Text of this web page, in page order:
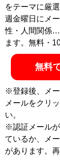
をテーマに厳
週金曜日にメ
性・人間関係…
ます。無料・
無料
※登録後、メ
メールをクリ
い。
※認証メール
ているか、メ
があります。